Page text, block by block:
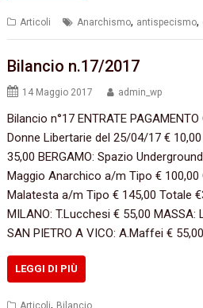
Articoli Anarchismo, antispecismo,
Bilancio n.17/2017
14 Maggio 2017 admin_wp
Bilancio n°17 ENTRATE
Donne Libertarie del 25/04/17 € 10,00
35,00 BERGAMO: Spazio
Maggio Anarchico a/m Tipo € 100,00
Malatesta a/m Tipo € 145,00 Totale
MILANO: T.Lucchesi € 55,00
SAN PIETRO A VICO: A.Maffei €
LEGGI DI PIÙ
Articoli, Bilancio